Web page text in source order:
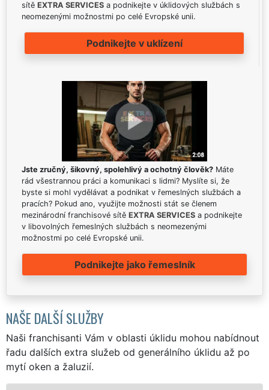
sítě EXTRA SERVICES a podnikejte v úklidových službách s
neomezenými možnostmi po celé Evropské unii.
Podnikejte v uklízení
Jste zručný, šikovný, spolehlivý a ochotný člověk? Máte
rád všestrannou práci a komunikaci s lidmi? Myslíte si, že
byste si mohl vydělávat a podnikat v řemeslných službách a
pracích? Pokud ano, využijte možnosti stát se členem
mezinárodní franchisové sítě EXTRA SERVICES a podnikejte
v libovolných řemeslných službách s neomezenými
možnostmi po celé Evropské unii.
Podnikejte jako řemeslník
NAŠE DALŠÍ SLUŽBY
Naši franchisanti Vám v oblasti úklidu mohou nabídnout
řadu dalších extra služeb od generálního úklidu až po
mytí oken a žaluzií.